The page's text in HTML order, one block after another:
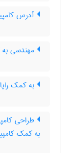
آدرس
مهندسی
به کمک
طراحی
به کمک